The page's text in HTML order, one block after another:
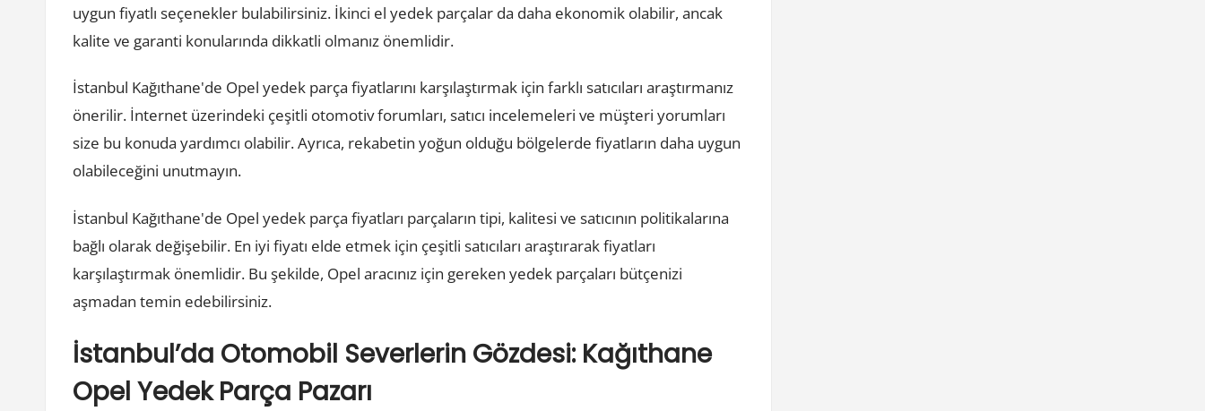
uygun fiyatlı seçenekler bulabilirsiniz. İkinci el yedek parçalar da daha ekonomik olabilir, ancak
kalite ve garanti konularında dikkatli olmanız önemlidir.
İstanbul Kağıthane'de Opel yedek parça fiyatlarını karşılaştırmak için farklı satıcıları araştırmanız
önerilir. İnternet üzerindeki çeşitli otomotiv forumları, satıcı incelemeleri ve müşteri yorumları
size bu konuda yardımcı olabilir. Ayrıca, rekabetin yoğun olduğu bölgelerde fiyatların daha uygun
olabileceğini unutmayın.
İstanbul Kağıthane'de Opel yedek parça fiyatları parçaların tipi, kalitesi ve satıcının politikalarına
bağlı olarak değişebilir. En iyi fiyatı elde etmek için çeşitli satıcıları araştırarak fiyatları
karşılaştırmak önemlidir. Bu şekilde, Opel aracınız için gereken yedek parçaları bütçenizi
aşmadan temin edebilirsiniz.
İstanbul’da Otomobil Severlerin Gözdesi: Kağıthane
Opel Yedek Parça Pazarı